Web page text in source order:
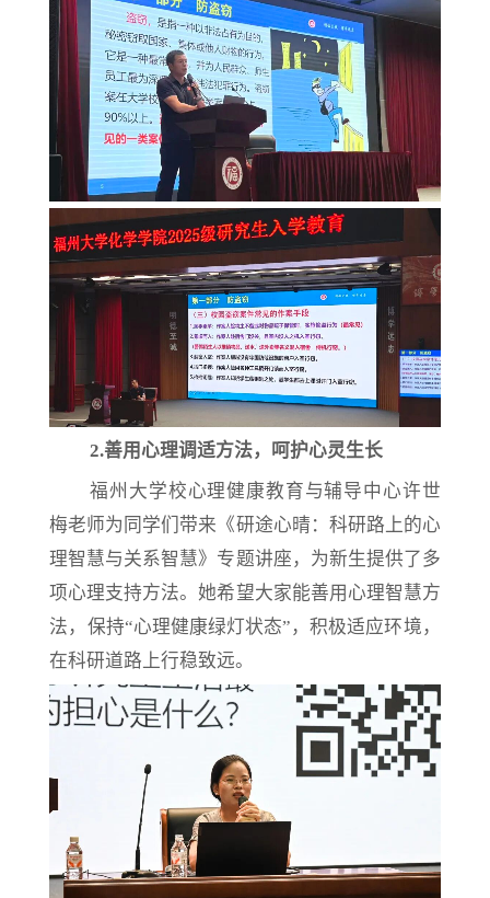
2.善用心理调适方法，呵护心灵生长
福州大学校心理健康教育与辅导中心许世
梅老师为同学们带来《研途心晴：科研路上的心
理智慧与关系智慧》专题讲座，为新生提供了多
项心理支持方法。她希望大家能善用心理智慧方
法，保持“心理健康绿灯状态”，积极适应环境，
在科研道路上行稳致远。